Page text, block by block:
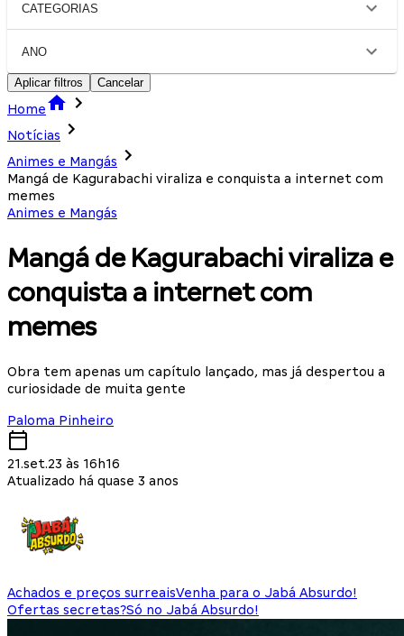
CATEGORIAS
ANO
Aplicar filtros Cancelar
Home
Notícias
Animes e Mangás
Mangá de Kagurabachi viraliza e conquista a internet com
memes
Animes e Mangás
Mangá de Kagurabachi viraliza e
conquista a internet com
memes
Obra tem apenas um capítulo lançado, mas já despertou a
curiosidade de muita gente
Paloma Pinheiro
21.set.23 às 16h16
Atualizado há quase 3 anos
Achados e preços surreaisVenha para o Jabá Absurdo!
Ofertas secretas?Só no Jabá Absurdo!